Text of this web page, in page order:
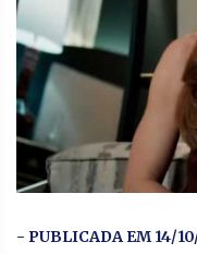
- PUBLICADA EM 14/